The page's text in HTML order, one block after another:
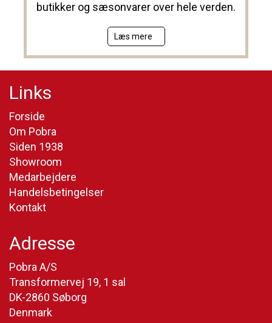
butikker og sæsonvarer over hele verden.
Læs mere
Links
Forside
Om Pobra
Siden 1938
Showroom
Medarbejdere
Handelsbetingelser
Kontakt
Adresse
Pobra A/S
Transformervej 19, 1 sal
DK-2860 Søborg
Denmark